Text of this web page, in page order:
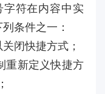
符在内容中实
条件之一：
闭快捷方式；
重新定义快捷方